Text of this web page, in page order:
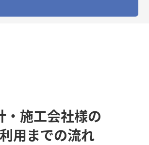
・施工会社様の
用までの流れ